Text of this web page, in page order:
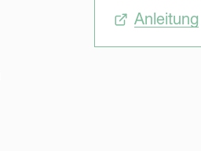
Anleitung